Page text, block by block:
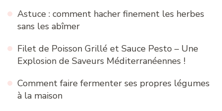
Astuce : comment hacher finement les herbes
sans les abîmer
Filet de Poisson Grillé et Sauce Pesto – Une
Explosion de Saveurs Méditerranéennes !
Comment faire fermenter ses propres légumes
à la maison